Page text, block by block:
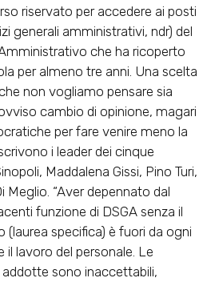
riservato per accedere ai posti
generali amministrativi, ndr) del
che ha ricoperto
per almeno tre anni. Una scelta
non vogliamo pensare sia
cambio di opinione, magari
per fare venire meno la
i leader dei cinque
Maddalena Gissi, Pino Turi,
Meglio. “Aver depennato dal
funzione di DSGA senza il
specifica) è fuori da ogni
lavoro del personale. Le
sono inaccettabili,